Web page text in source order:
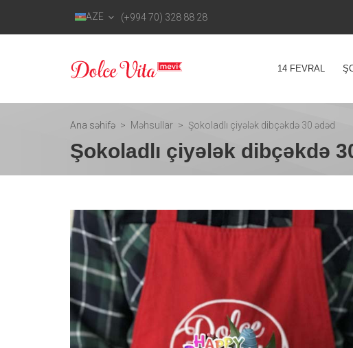
AZE (+994 70) 328 88 28
14 FEVRAL
Ana səhifə Məhsullar Şokoladlı çiyələk dibçəkdə 30 ədəd
Şokoladlı çiyələk dibçəkdə